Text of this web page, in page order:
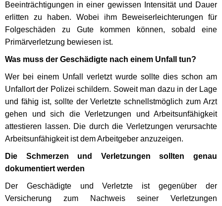
Beeinträchtigungen in einer gewissen Intensität und Dauer
erlitten zu haben. Wobei ihm Beweiserleichterungen für
Folgeschäden zu Gute kommen können, sobald eine
Primärverletzung bewiesen ist.
Was muss der Geschädigte nach einem Unfall tun?
Wer bei einem Unfall verletzt wurde sollte dies schon am
Unfallort der Polizei schildern. Soweit man dazu in der Lage
und fähig ist, sollte der Verletzte schnellstmöglich zum Arzt
gehen und sich die Verletzungen und Arbeitsunfähigkeit
attestieren lassen. Die durch die Verletzungen verursachte
Arbeitsunfähigkeit ist dem Arbeitgeber anzuzeigen.
Die Schmerzen und Verletzungen sollten genau
dokumentiert werden
Der Geschädigte und Verletzte ist gegenüber der
Versicherung zum Nachweis seiner Verletzungen